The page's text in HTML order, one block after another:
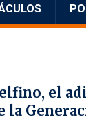
el
la